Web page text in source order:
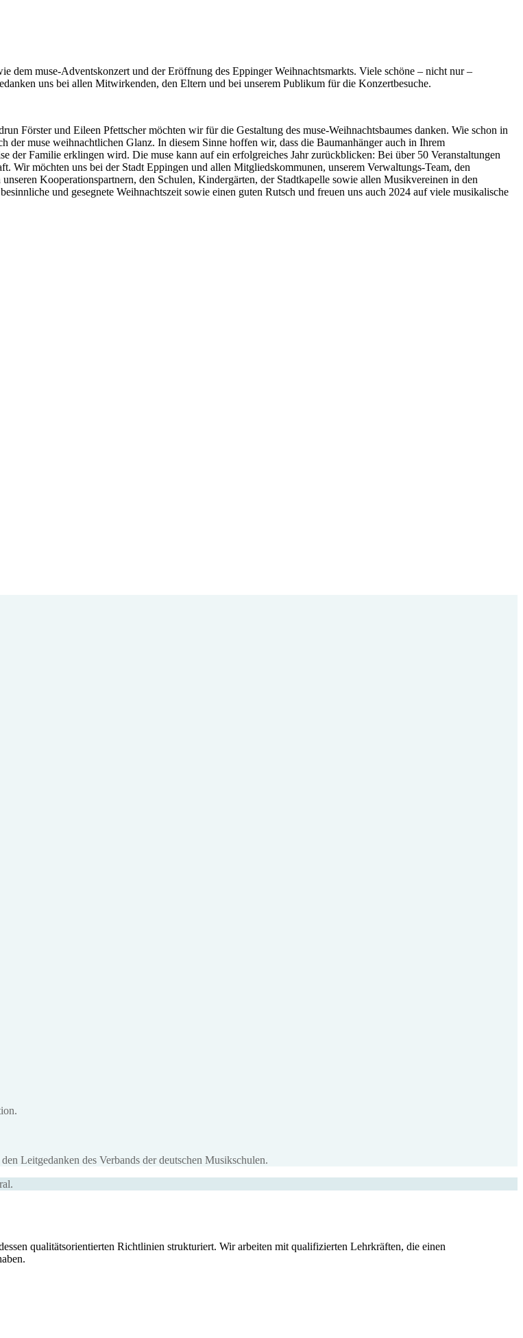
dem muse-Adventskonzert und der Eröffnung des Eppinger Weihnachtsmarkts. Viele schöne – nicht nur –
uns bei allen Mitwirkenden, den Eltern und bei unserem Publikum für die Konzertbesuche.
Förster und Eileen Pfettscher möchten wir für die Gestaltung des muse-Weihnachtsbaumes danken. Wie schon in
der muse weihnachtlichen Glanz. In diesem Sinne hoffen wir, dass die Baumanhänger auch in Ihrem
der Familie erklingen wird. Die muse kann auf ein erfolgreiches Jahr zurückblicken: Bei über 50 Veranstaltungen
möchten uns bei der Stadt Eppingen und allen Mitgliedskommunen, unserem Verwaltungs-Team, den
Kooperationspartnern, den Schulen, Kindergärten, der Stadtkapelle sowie allen Musikvereinen in den
und gesegnete Weihnachtszeit sowie einen guten Rutsch und freuen uns auch 2024 auf viele musikalische
Leitgedanken des Verbands der deutschen Musikschulen.
qualitätsorientierten Richtlinien strukturiert. Wir arbeiten mit qualifizierten Lehrkräften, die einen